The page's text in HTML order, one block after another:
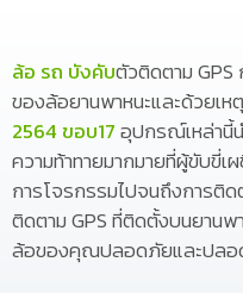
ล้อ รถ บังคับตัวติดตาม GPS
ของล้อยานพาหนะและด้วยเห
2564 ขอบ17อุปกรณ์เหล่านี้
ความท้าทายมากมายที่ผู้ขับขี่
การโจรกรรมไปจนถึงการติ
ติดตาม GPS ที่ติดตั้งบนยาน
ล้อของคุณปลอดภัยและปลอ